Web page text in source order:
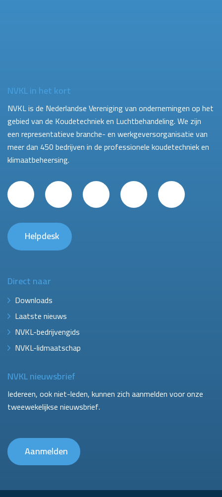
NVKL in het kort
NVKL is de Nederlandse Vereniging van ondernemingen op het
gebied van de Koudetechniek en Luchtbehandeling. We zijn
een representatieve branche- en werkgeversorganisatie van
meer dan 450 bedrijven in de professionele koudetechniek en
klimaatbeheersing.
Helpdesk
Direct naar
Downloads
Laatste nieuws
NVKL-bedrijvengids
NVKL-lidmaatschap
NVKL nieuwsbrief
Iedereen, ook niet-leden, kunnen zich aanmelden voor onze
tweewekelijkse nieuwsbrief.
Aanmelden